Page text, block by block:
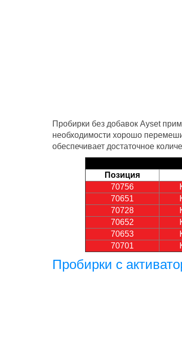
Пробирки без добавок Ayset
необходимости хорошо
обеспечивает достаточное
Позиция
70756
70651
70728
70652
70653
70701
Пробирки c